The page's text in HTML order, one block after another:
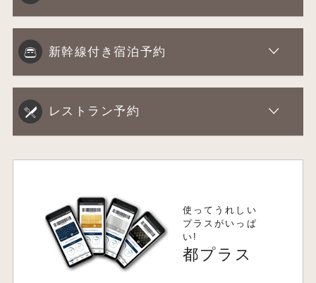
新幹線付き宿泊予約
レストラン予約
使ってうれしい
プラスがいっぱ
い!
都プラス